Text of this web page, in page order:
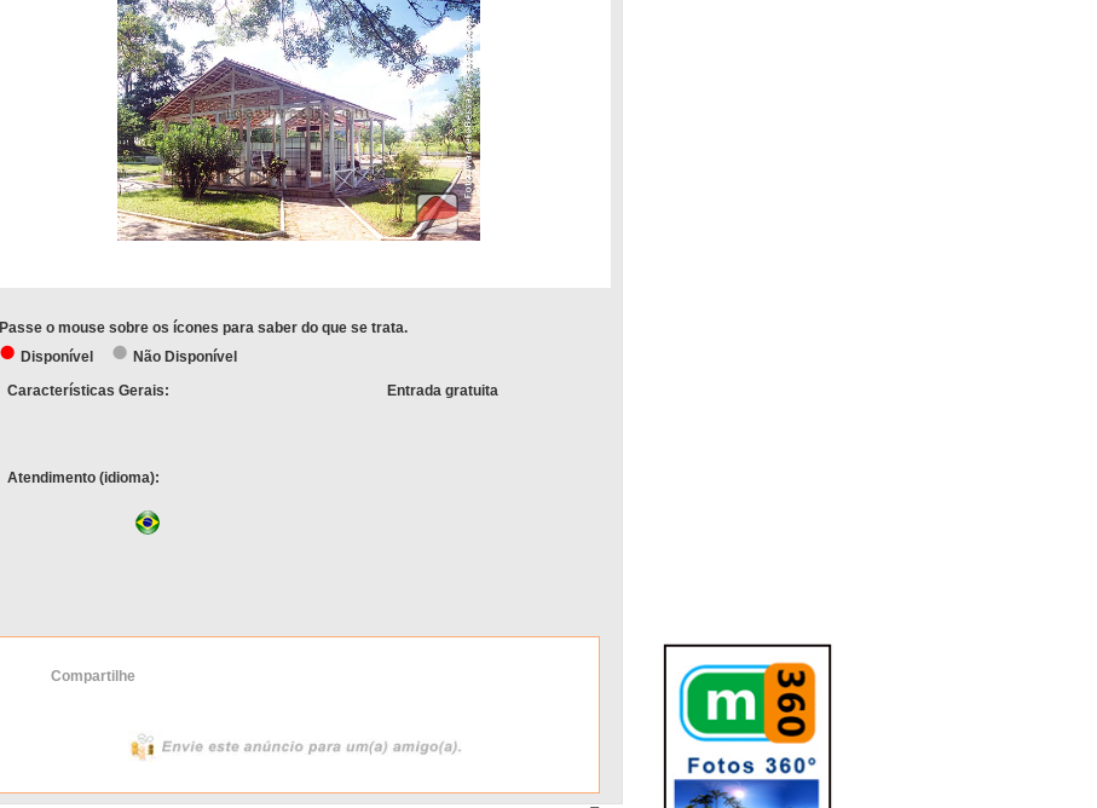
Passe o mouse sobre os ícones para saber do que se trata.
Disponível
Não Disponível
Características Gerais:
Atendimento (idioma):
Entrada gratuita
Compartilhe